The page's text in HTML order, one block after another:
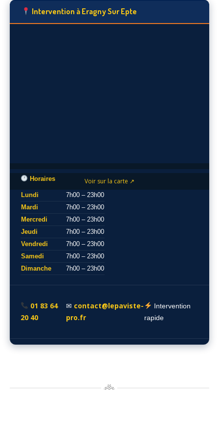
Intervention à Eragny Sur Epte
Voir sur la carte ↗
Horaires
Lundi
7h00 – 23h00
Mardi
7h00 – 23h00
Mercredi
7h00 – 23h00
Jeudi
7h00 – 23h00
Vendredi
7h00 – 23h00
Samedi
7h00 – 23h00
Dimanche
7h00 – 23h00
01 83 64
20 40
✉ contact@lepaviste-
pro.fr
Intervention
rapide